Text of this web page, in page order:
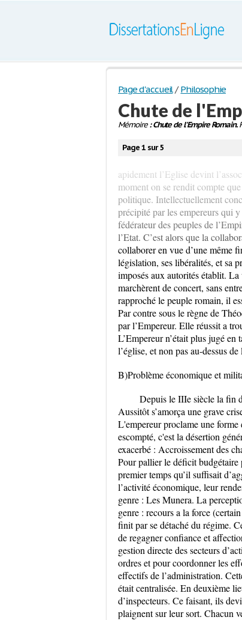
Page d'accueil / Philosophie
Chute de
Mémoire: Chute de l'Empire Romain.
Page 1 sur 5
apidement l’Eglise devint
moment on se rendit compte
politique. Intellectuellement
précipité par les empereurs qui
fédérateur des peuples de
l’Etat. C’est alors que la
collaborer en vue d’une même
législation, ses libéralités, et sa
imposés aux autorités établit.
marchèrent de concert, sans
rapproché le peuple romain, il
Par contre sous le règne de
par l’Empereur. Elle réussit a
L’Empereur n’était plus jugé
l’église, et non pas au-dessus
B)Problème économique et
Depuis le IIIe siècle la fin
Aussitôt s’amorça une grave
L'empereur proclame une
escompté, c'est la désertion
exacerbé : Accroissement des
Pour pallier le déficit budgétaire
premier temps qu’il suffisait
l’activité économique, leur
genre : Les Munera. La
genre : recours a la force
finit par se détaché du régime.
de regagner confiance et
gestion directe des secteurs
ordres et pour coordonner les
effectifs de l’administration.
était centralisée. En deuxième
d’inspecteurs. Ce faisant, ils
plaignent sur leur sort. Chacun